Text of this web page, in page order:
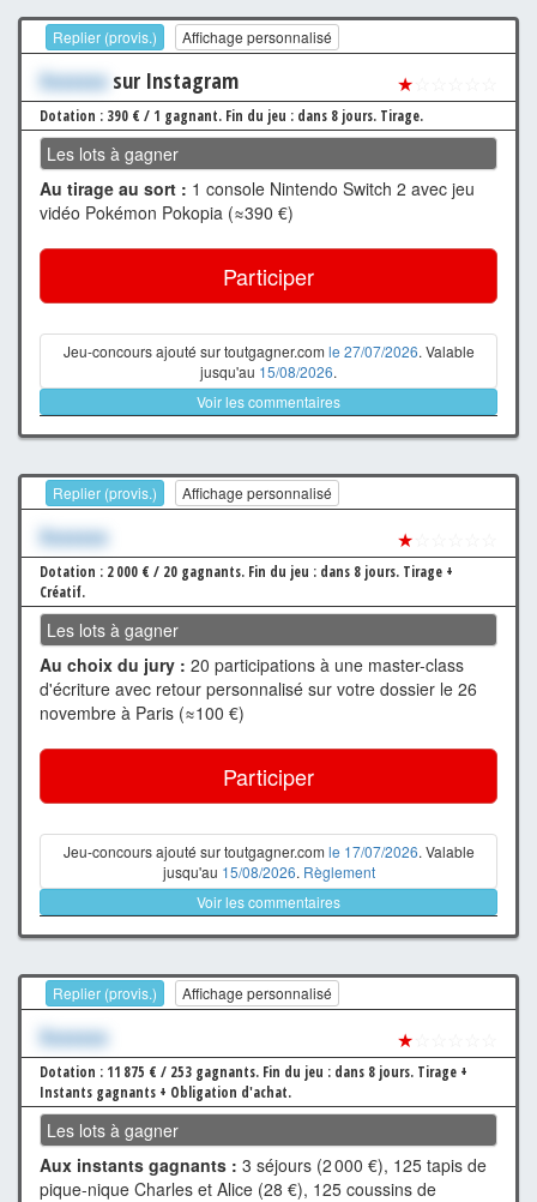
Replier (provis.) Affichage personnalisé
Xxxxxxx sur Instagram ★
Dotation : 390 € / 1 gagnant. Fin du jeu : dans 8 jours. Tirage.
Les lots à gagner
Au tirage au sort : 1 console Nintendo Switch 2 avec jeu
vidéo Pokémon Pokopia (≈390 €)
Participer
Jeu-concours ajouté sur toutgagner.com le 27/07/2026. Valable
jusqu'au 15/08/2026.
Voir les commentaires
Replier (provis.) Affichage personnalisé
Xxxxxxx ★
Dotation : 2 000 € / 20 gagnants. Fin du jeu : dans 8 jours. Tirage +
Créatif.
Les lots à gagner
Au choix du jury : 20 participations à une master-class
d'écriture avec retour personnalisé sur votre dossier le 26
novembre à Paris (≈100 €)
Participer
Jeu-concours ajouté sur toutgagner.com le 17/07/2026. Valable
jusqu'au 15/08/2026. Règlement
Voir les commentaires
Replier (provis.) Affichage personnalisé
Xxxxxxx ★
Dotation : 11 875 € / 253 gagnants. Fin du jeu : dans 8 jours. Tirage +
Instants gagnants + Obligation d'achat.
Les lots à gagner
Aux instants gagnants : 3 séjours (2 000 €), 125 tapis de
pique-nique Charles et Alice (28 €), 125 coussins de